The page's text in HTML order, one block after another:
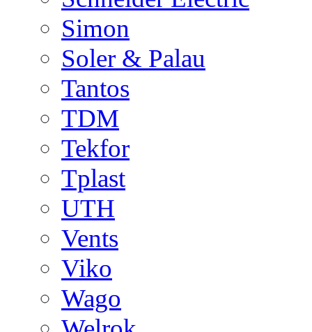
Simon
Soler & Palau
Tantos
TDM
Tekfor
Tplast
UTH
Vents
Viko
Wago